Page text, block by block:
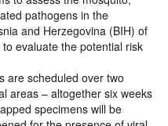
pathogens in the
and Herzegovina (BIH) of
evaluate the potential risk
are scheduled over two
areas – altogether six weeks
specimens will be